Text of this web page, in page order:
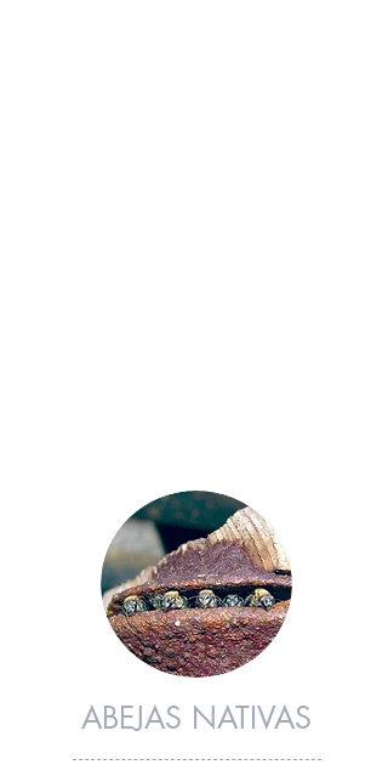
ABEJAS NATIVAS